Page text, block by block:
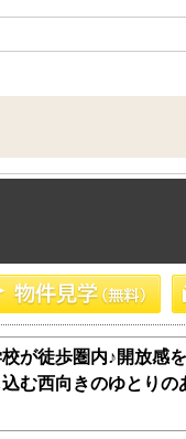
が徒歩圏内♪開放感
む西向きのゆとり
お客様の